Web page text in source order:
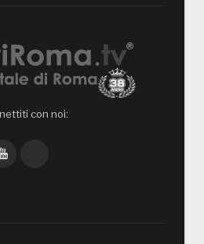
con noi:
YouTube